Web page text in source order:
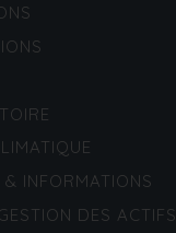
& INFORMATIONS
DES ACTIFS